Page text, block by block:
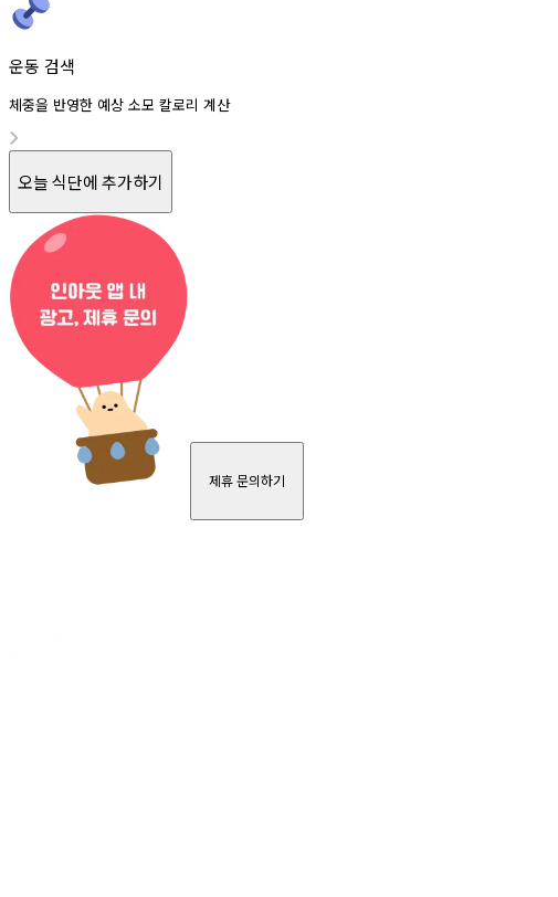
운동 검색
체중을 반영한 예상 소모 칼로리 계산
오늘 식단에 추가하기
제휴 문의하기